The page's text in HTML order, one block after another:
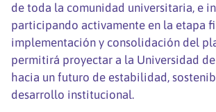
de toda la comunidad universitaria, e
participando activamente en la etapa
implementación y consolidación del
permitirá proyectar a la Universidad
hacia un futuro de estabilidad,
desarrollo institucional.